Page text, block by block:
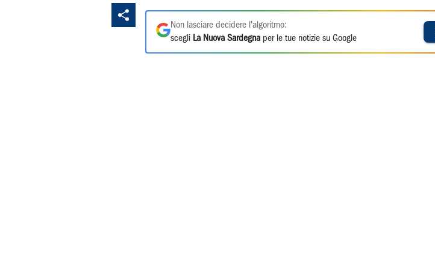
Non lasciare decidere l'algoritmo:
scegli La Nuova Sardegna per le tue notizie su Google